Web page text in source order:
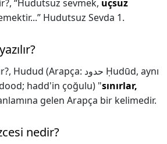
“Hudutsuz sevmek, uçsuz
Hudutsuz Sevda 1.
Hudud (Arapça: حدود Ḥudūd, aynı
hadd'in çoğulu) "sınırlar,
gelen Arapça bir kelimedir.
nedir?